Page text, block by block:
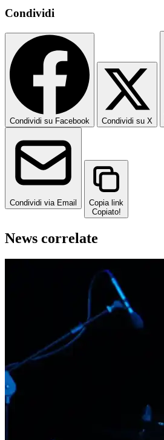
Condividi
Condividi su Facebook Condividi su X
Condividi via Email
Copia link
Copiato!
News correlate